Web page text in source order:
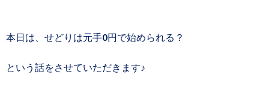
本日は、せどりは元手0円で始められる？
という話をさせていただきます♪